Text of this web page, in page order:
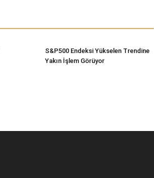
S&P500 Endeksi Yükselen Trendine
Yakın İşlem Görüyor